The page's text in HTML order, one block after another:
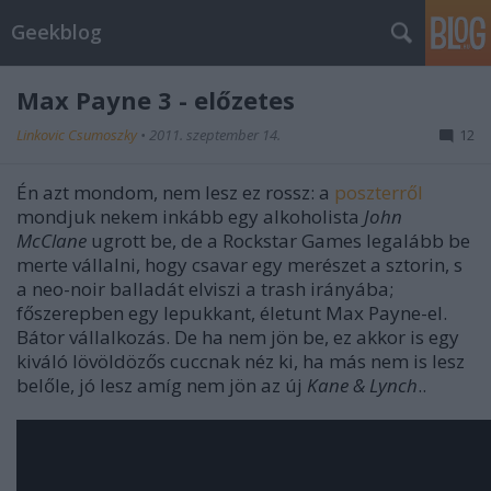
Geekblog
Max Payne 3 - előzetes
Linkovic Csumoszky • 2011. szeptember 14. 12
Én azt mondom, nem lesz ez rossz: a poszterről
mondjuk nekem inkább egy alkoholista John
McClane ugrott be, de a Rockstar Games legalább be
merte vállalni, hogy csavar egy merészet a sztorin, s
a neo-noir balladát elviszi a trash irányába;
főszerepben egy lepukkant, életunt Max Payne-el.
Bátor vállalkozás. De ha nem jön be, ez akkor is egy
kiváló lövöldözős cuccnak néz ki, ha más nem is lesz
belőle, jó lesz amíg nem jön az új Kane & Lynch..